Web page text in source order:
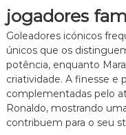
jogadores
Goleadores icónicos
únicos que os
potência, enquanto
criatividade. A finesse e
complementadas pelo
Ronaldo, mostrando
contribuem para o seu